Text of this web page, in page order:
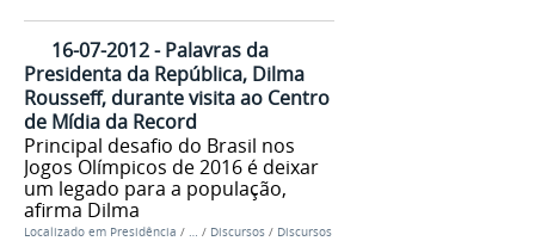
16-07-2012 - Palavras da
Presidenta da República, Dilma
Rousseff, durante visita ao Centro
de Mídia da Record
Principal desafio do Brasil nos
Jogos Olímpicos de 2016 é deixar
um legado para a população,
afirma Dilma
Localizado em Presidência / … / Discursos / Discursos